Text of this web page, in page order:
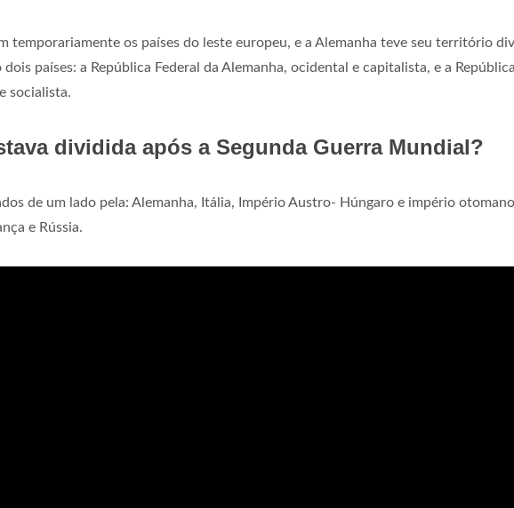
temporariamente os países do leste europeu, e a Alemanha teve seu território
países: a República Federal da Alemanha, ocidental e capitalista, e a
socialista.
dividida após a Segunda Guerra Mundial?
de um lado pela: Alemanha, Itália, Império Austro- Húngaro e império
e Rússia.